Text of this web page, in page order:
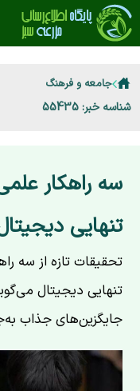
جامعه و فرهنگ
شناسه خبر: 55435
سه راهکار
تنهایی
تحقیقات تازه از سه
تنهایی دیجیتال
جایگزین‌های جذاب